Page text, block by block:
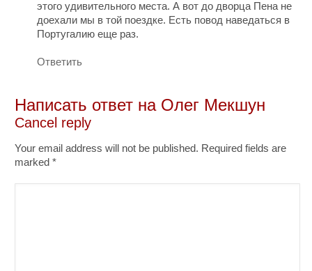
этого удивительного места. А вот до дворца Пена не
доехали мы в той поездке. Есть повод наведаться в
Португалию еще раз.
Ответить
Написать ответ на Олег Мекшун
Cancel reply
Your email address will not be published. Required fields are
marked*